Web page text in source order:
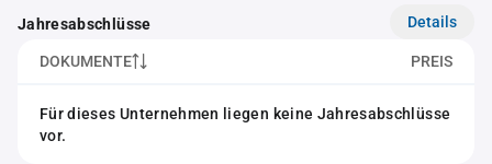
Jahresabschlüsse Details
DOKUMENTE PREIS
Für dieses Unternehmen liegen keine Jahresabschlüsse
vor.